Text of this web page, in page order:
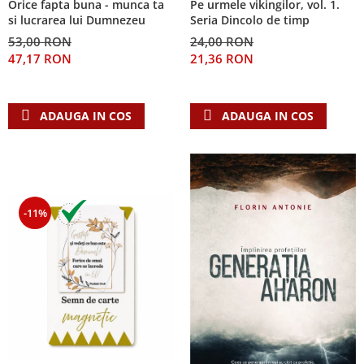
Despre afaceri
Dezvoltare personala
Leadership
Mediu
Orice fapta buna - munca ta
si lucrarea lui Dumnezeu
53,00 RON
47,17 RON
ADAUGA IN COS
Pe urmele vikingilor, vol. 1.
Seria Dincolo de timp
24,00 RON
21,36 RON
ADAUGA IN COS
-11%